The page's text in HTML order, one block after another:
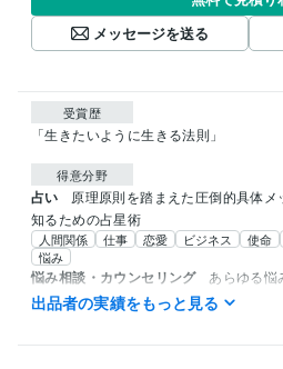
メッセージを送る
受賞歴
「生きたいように生きる法則」
得意分野
占い 原理原則を踏まえた圧倒的具体メ
知るための占星術
人間関係 仕事 恋愛 ビジネス 使命
悩み
悩み相談・カウンセリング あらゆる悩
心 家庭 ビジネス 仕事 恋愛
メンタル
出品者の実績をもっと見る